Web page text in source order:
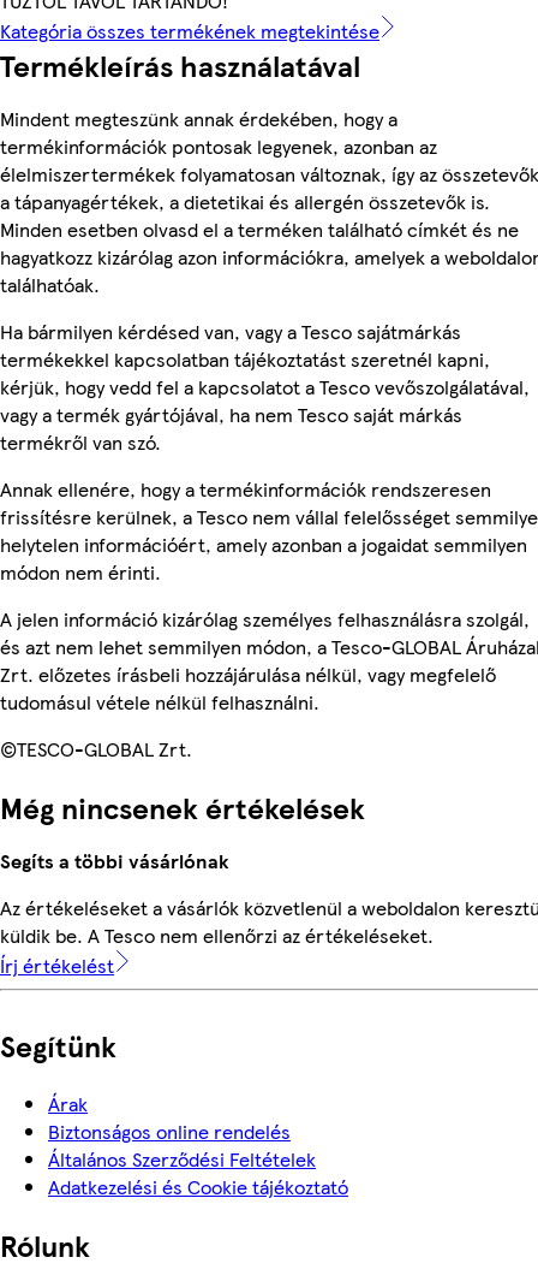
Kategória összes termékének megtekintése
Termékleírás használatával
Mindent megteszünk annak érdekében, hogy a
termékinformációk pontosak legyenek, azonban az
élelmiszertermékek folyamatosan változnak, így az
a tápanyagértékek, a dietetikai és allergén összetevők is.
Minden esetben olvasd el a terméken található címkét és ne
hagyatkozz kizárólag azon információkra, amelyek a
találhatóak.
Ha bármilyen kérdésed van, vagy a Tesco sajátmárkás
termékekkel kapcsolatban tájékoztatást szeretnél kapni,
kérjük, hogy vedd fel a kapcsolatot a Tesco vevőszolgálatával,
vagy a termék gyártójával, ha nem Tesco saját márkás
termékről van szó.
Annak ellenére, hogy a termékinformációk rendszeresen
frissítésre kerülnek, a Tesco nem vállal felelősséget
helytelen információért, amely azonban a jogaidat semmilyen
módon nem érinti.
A jelen információ kizárólag személyes felhasználásra szolgál,
és azt nem lehet semmilyen módon, a Tesco-GLOBAL
Zrt. előzetes írásbeli hozzájárulása nélkül, vagy megfelelő
tudomásul vétele nélkül felhasználni.
©TESCO-GLOBAL Zrt.
Még nincsenek értékelések
Segíts a többi vásárlónak
Az értékeléseket a vásárlók közvetlenül a weboldalon
küldik be. A Tesco nem ellenőrzi az értékeléseket.
Írj értékelést
Segítünk
Árak
Biztonságos online rendelés
Általános Szerződési Feltételek
Adatkezelési és Cookie tájékoztató
Rólunk